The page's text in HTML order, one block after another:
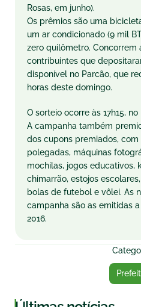
Rosas, em junho).
Os prêmios são uma
um ar condicionado (9 mil
zero quilômetro. Concorrem
contribuintes que
disponível no Parcão, que
horas deste domingo.
O sorteio ocorre às 17h15,
A campanha também
dos cupons premiados,
polegadas, máquinas
mochilas, jogos educativos,
chimarrão, estojos
bolas de futebol e vôlei. As
campanha são as emitidas
2016.